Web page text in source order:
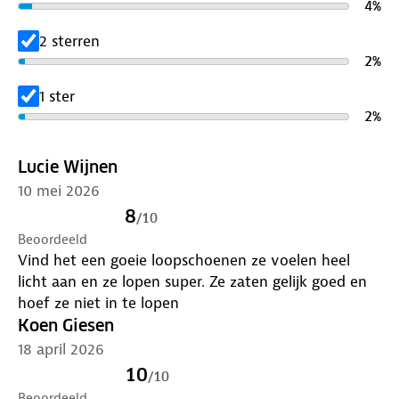
de levensduur van je schoenen met goed
onderhoud. Zijn je schoenen aan vervanging toe?
Lever ze in bij onze winkels. Wij geven ze een
4%
2 sterren
2%
1 ster
2%
Lucie Wijnen
10 mei 2026
8/10
Beoordeeld
Vind het een goeie loopschoenen ze voelen heel
licht aan en ze lopen super. Ze zaten gelijk goed en
hoef ze niet in te lopen
Koen Giesen
18 april 2026
10/10